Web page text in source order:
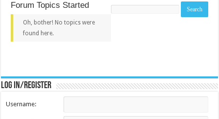
Search
Forum Topics Started
Oh, bother! No topics were
found here.
Log in/register
Username: